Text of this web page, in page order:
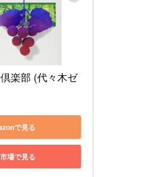
楽部 (代々木ゼ
で見る
場で見る